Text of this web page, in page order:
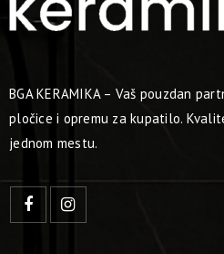
BGA KERAMIKA – Vaš pouzdan
pločice i opremu za kupatilo.
jednom mestu.